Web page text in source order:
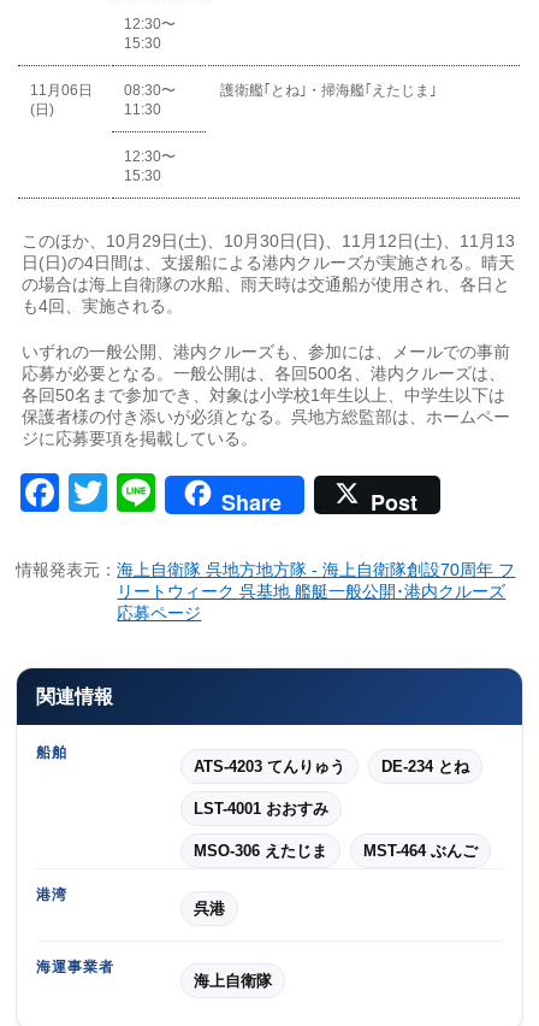
12:30〜
15:30
11月06日
(日)
08:30〜
11:30
護衛艦｢とね｣・掃海艦｢えたじま｣
12:30〜
15:30
このほか、10月29日(土)、10月30日(日)、11月12日(土)、11月13
日(日)の4日間は、支援船による港内クルーズが実施される。晴天
の場合は海上自衛隊の水船、雨天時は交通船が使用され、各日と
も4回、実施される。
いずれの一般公開、港内クルーズも、参加には、メールでの事前
応募が必要となる。一般公開は、各回500名、港内クルーズは、
各回50名まで参加でき、対象は小学校1年生以上、中学生以下は
保護者様の付き添いが必須となる。呉地方総監部は、ホームペー
ジに応募要項を掲載している。
Facebook
Twitter
LineShare Post
情報発表元：海上自衛隊 呉地方地方隊 - 海上自衛隊創設70周年 フ
リートウィーク 呉基地 艦艇一般公開･港内クルーズ
応募ページ
関連情報
船舶
ATS-4203 てんりゅう DE-234 とね
LST-4001 おおすみ
MSO-306 えたじま MST-464 ぶんご
港湾
呉港
海運事業者
海上自衛隊